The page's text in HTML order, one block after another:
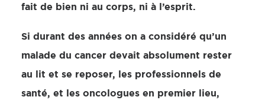
fait de bien ni au corps, ni à l’esprit.
Si durant des années on a considéré qu’un
malade du cancer devait absolument rester
au lit et se reposer, les professionnels de
santé, et les oncologues en premier lieu,